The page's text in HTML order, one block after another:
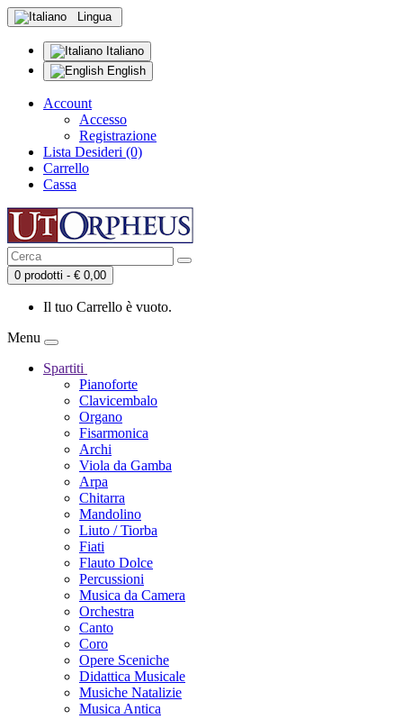
Lingua
Italiano
English
Account
Accesso
Registrazione
Lista Desideri (0)
Carrello
Cassa
0 prodotti - € 0,00
Il tuo Carrello è vuoto.
Menu
Spartiti
Pianoforte
Clavicembalo
Organo
Fisarmonica
Archi
Viola da Gamba
Arpa
Chitarra
Mandolino
Liuto / Tiorba
Fiati
Flauto Dolce
Percussioni
Musica da Camera
Orchestra
Canto
Coro
Opere Sceniche
Didattica Musicale
Musiche Natalizie
Musica Antica